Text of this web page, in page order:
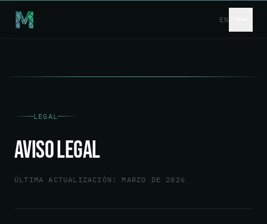
EN
LEGAL
Aviso Legal
ÚLTIMA ACTUALIZACIÓN: MARZO DE 2026